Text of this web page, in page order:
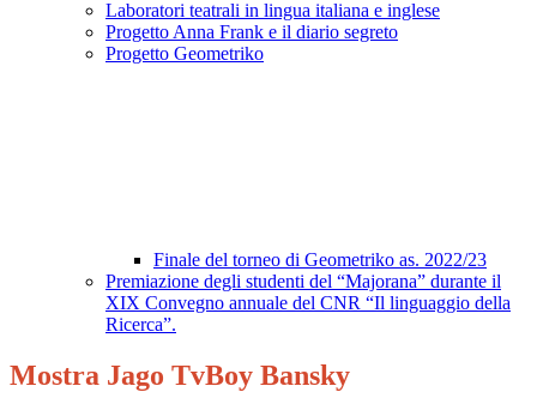
Laboratori teatrali in lingua italiana e inglese
Progetto Anna Frank e il diario segreto
Progetto Geometriko
Finale del torneo di Geometriko as. 2022/23
Premiazione degli studenti del “Majorana” durante il
XIX Convegno annuale del CNR “Il linguaggio della
Ricerca”.
Mostra Jago TvBoy Bansky